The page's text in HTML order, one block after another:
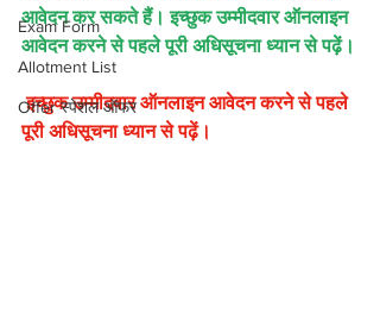
Exam Form
Allotment List
Offer स्पेशल ऑफर
आवेदन कर सकते हैं। इच्छुक उम्मीदवार ऑनलाइन
आवेदन करने से पहले पूरी अधिसूचना ध्यान से पढ़ें।
इच्छुक उम्मीदवार ऑनलाइन आवेदन करने से पहले
पूरी अधिसूचना ध्यान से पढ़ें।